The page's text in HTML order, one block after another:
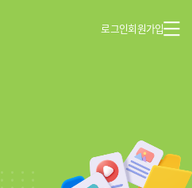
로그인회원가입